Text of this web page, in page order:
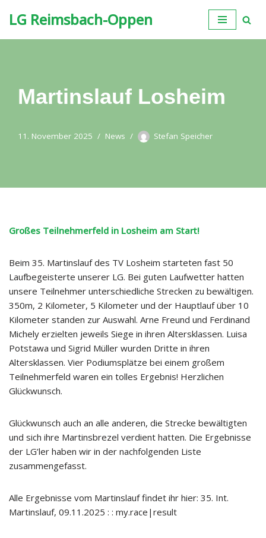
LG Reimsbach-Oppen
Martinslauf Losheim
11. November 2025 News Stefan Speicher
Großes Teilnehmerfeld in Losheim am Start!
Beim 35. Martinslauf des TV Losheim starteten fast 50
Laufbegeisterte unserer LG. Bei guten Laufwetter hatten
unsere Teilnehmer unterschiedliche Strecken zu bewältigen.
350m, 2 Kilometer, 5 Kilometer und der Hauptlauf über 10
Kilometer standen zur Auswahl. Arne Freund und Ferdinand
Michely erzielten jeweils Siege in ihren Altersklassen. Luisa
Potstawa und Sigrid Müller wurden Dritte in ihren
Altersklassen. Vier Podiumsplätze bei einem großem
Teilnehmerfeld waren ein tolles Ergebnis! Herzlichen
Glückwunsch.
Glückwunsch auch an alle anderen, die Strecke bewältigten
und sich ihre Martinsbrezel verdient hatten. Die Ergebnisse
der LG’ler haben wir in der nachfolgenden Liste
zusammengefasst.
Alle Ergebnisse vom Martinslauf findet ihr hier: 35. Int.
Martinslauf, 09.11.2025 : : my.race|result